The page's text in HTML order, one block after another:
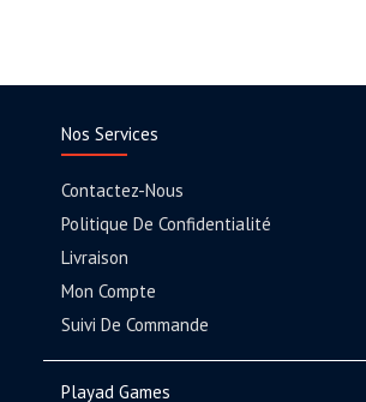
Nos Services
Contactez-Nous
Politique De Confidentialité
Livraison
Mon Compte
Suivi De Commande
Playad Games